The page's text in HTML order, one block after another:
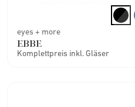
eyes + more
EBBE
Komplettpreis inkl. Gläser